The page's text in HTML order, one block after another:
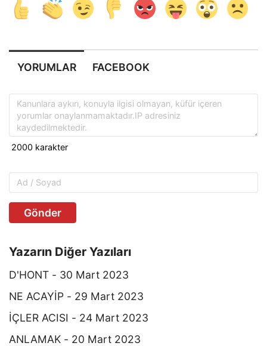
YORUMLAR FACEBOOK
Gönder
Yazarın Diğer Yazıları
D'HONT - 30 Mart 2023
NE ACAYİP - 29 Mart 2023
İÇLER ACISI - 24 Mart 2023
ANLAMAK - 20 Mart 2023